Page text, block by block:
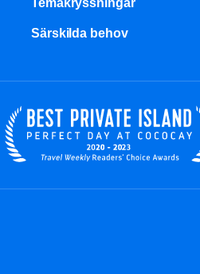
Temakryssningar
Särskilda behov